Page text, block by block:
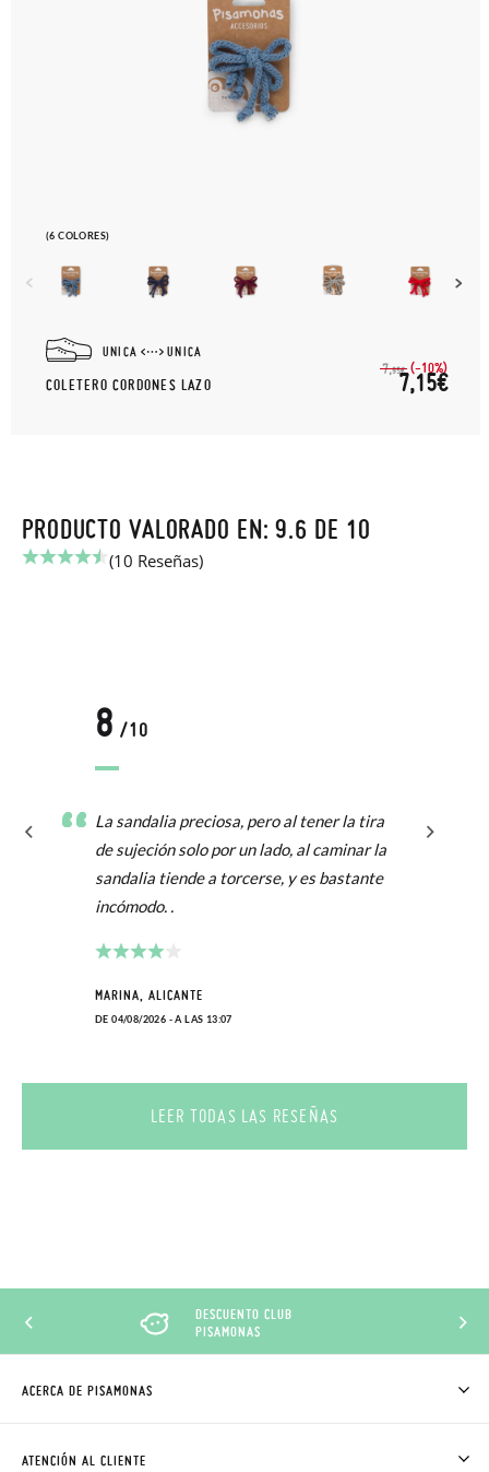
(6 COLORES)
UNICA UNICA
COLETERO CORDONES LAZO
7,95€ (-10%)
7,15€
PRODUCTO VALORADO EN: 9.6 DE 10
(10 Reseñas)
8 /10
La sandalia preciosa, pero al tener la tira
de sujeción solo por un lado, al caminar la
sandalia tiende a torcerse, y es bastante
incómodo. .
MARINA, ALICANTE
DE 04/08/2026 - A LAS 13:07
LEER TODAS LAS RESEÑAS
DESCUENTO CLUB
PISAMONAS
ACERCA DE PISAMONAS
CÓMO COMPRAR
ATENCIÓN AL CLIENTE